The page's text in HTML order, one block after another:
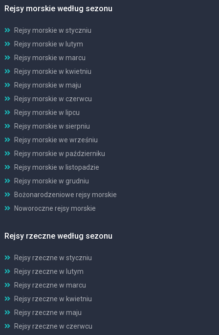
Rejsy morskie według sezonu
Rejsy morskie w styczniu
Rejsy morskie w lutym
Rejsy morskie w marcu
Rejsy morskie w kwietniu
Rejsy morskie w maju
Rejsy morskie w czerwcu
Rejsy morskie w lipcu
Rejsy morskie w sierpniu
Rejsy morskie we wrześniu
Rejsy morskie w październiku
Rejsy morskie w listopadzie
Rejsy morskie w grudniu
Bożonarodzeniowe rejsy morskie
Noworoczne rejsy morskie
Rejsy rzeczne według sezonu
Rejsy rzeczne w styczniu
Rejsy rzeczne w lutym
Rejsy rzeczne w marcu
Rejsy rzeczne w kwietniu
Rejsy rzeczne w maju
Rejsy rzeczne w czerwcu